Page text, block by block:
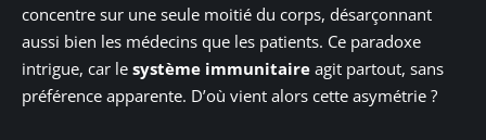
concentre sur une seule moitié du corps, désarçonnant
aussi bien les médecins que les patients. Ce paradoxe
intrigue, car le système immunitaire agit partout, sans
préférence apparente. D’où vient alors cette asymétrie ?